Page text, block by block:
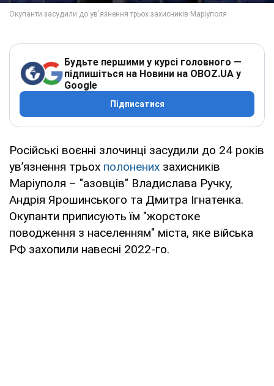
Будьте першими у курсі головного —
підпишіться на Новини на OBOZ.UA у
Google
Підписатися
Російські воєнні злочинці засудили до 24 років
ув’язнення трьох полонених захисників
Маріуполя – "азовців" Владислава Ручку,
Андрія Ярошинського та Дмитра Ігнатенка.
Окупанти приписують їм "жорстоке
поводження з населенням" міста, яке війська
РФ захопили навесні 2022-го.